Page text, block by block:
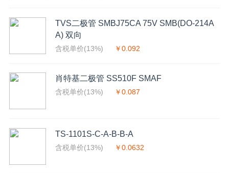
TVS二极管 SMBJ75CA 75V SMB(DO-214A
A) 双向
含税单价(13%) ￥0.092
肖特基二极管 SS510F SMAF
含税单价(13%) ￥0.087
TS-1101S-C-A-B-B-A
含税单价(13%) ￥0.0632